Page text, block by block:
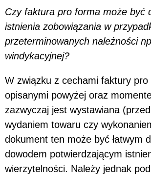
Czy faktura pro forma może być
istnienia zobowiązania w
przeterminowanych należności
windykacyjnej?
W związku z cechami faktury pro
opisanymi powyżej oraz
zazwyczaj jest wystawiana
wydaniem towaru czy
dokument ten może być łatwym
dowodem potwierdzającym
wierzytelności. Należy jednak